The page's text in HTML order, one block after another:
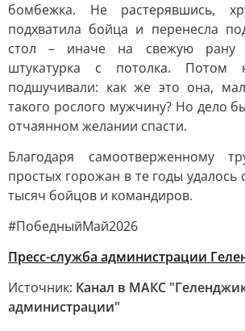
бомбежка. Не растерявшись,
подхватила бойца и перенесла
стол – иначе на свежую рану
штукатурка с потолка. Потом
подшучивали: как же это она,
такого рослого мужчину? Но дело
отчаянном желании спасти.
Благодаря самоотверженному
простых горожан в те годы удалось
тысяч бойцов и командиров.
#ПобедныйМай2026
Пресс-служба администрации
Источник: Канал в МАКС
администрации"